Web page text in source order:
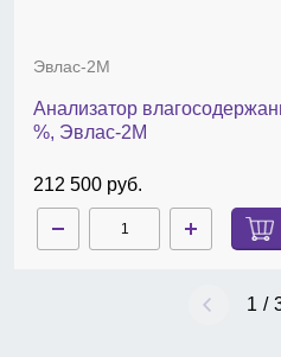
калибровочная гиря, 50 г,
пылезащитные фильтры —
Эвлас-2М
Анализатор
%, Эвлас-2М
212 500 руб.
1 /